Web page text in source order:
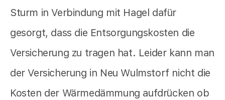
Sturm in Verbindung mit Hagel dafür
gesorgt, dass die Entsorgungskosten die
Versicherung zu tragen hat. Leider kann man
der Versicherung in Neu Wulmstorf nicht die
Kosten der Wärmedämmung aufdrücken ob